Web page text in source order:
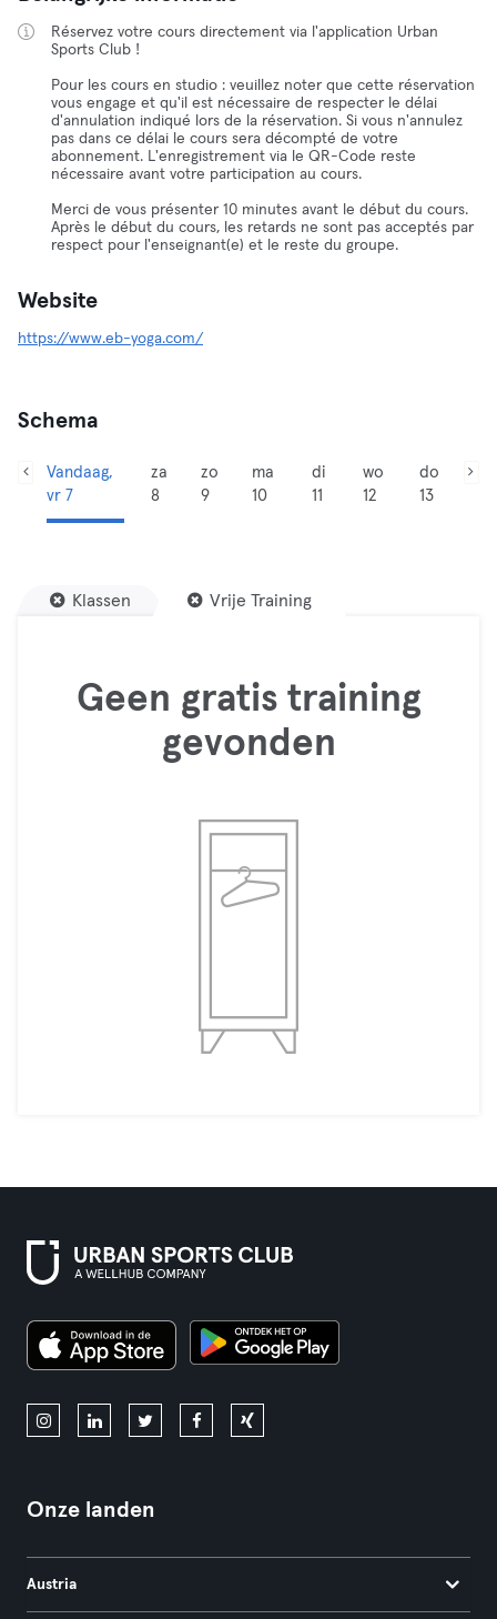
Réservez votre cours directement via l'application Urban
Sports Club !
Pour les cours en studio : veuillez noter que cette réservation
vous engage et qu'il est nécessaire de respecter le délai
d'annulation indiqué lors de la réservation. Si vous n'annulez
pas dans ce délai le cours sera décompté de votre
abonnement. L'enregistrement via le QR-Code reste
nécessaire avant votre participation au cours.
Merci de vous présenter 10 minutes avant le début du cours.
Après le début du cours, les retards ne sont pas acceptés par
respect pour l'enseignant(e) et le reste du groupe.
Website
https://www.eb-yoga.com/
Schema
Vandaag,
vr 7
za
8
zo
9
ma
10
di
11
wo
12
do
13
Klassen Vrije Training
Geen gratis training
gevonden
Onze landen
Austria